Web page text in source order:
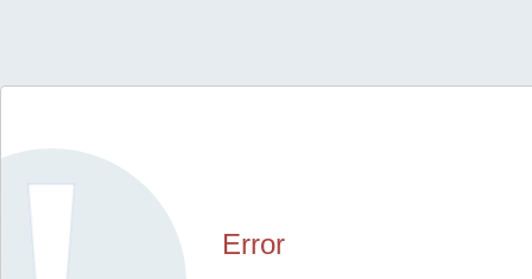
Error